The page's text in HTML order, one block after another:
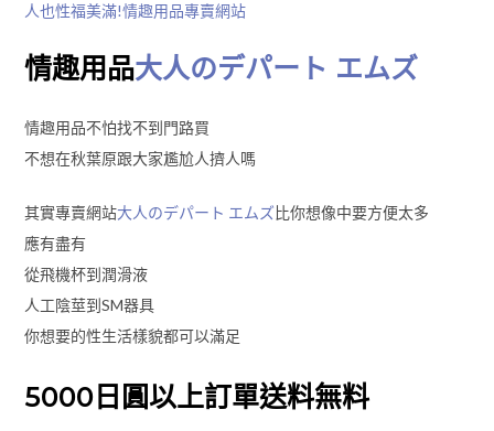
人也性福美滿!情趣用品專賣網站
情趣用品大人のデパート エムズ
情趣用品不怕找不到門路買
不想在秋葉原跟大家尷尬人擠人嗎
其實專賣網站大人のデパート エムズ比你想像中要方便太多
應有盡有
從飛機杯到潤滑液
人工陰莖到SM器具
你想要的性生活樣貌都可以滿足
5000日圓以上訂單送料無料